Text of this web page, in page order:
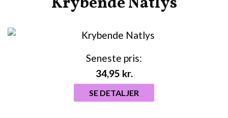
Seneste pris:
34,95 kr.
SE DETALJER